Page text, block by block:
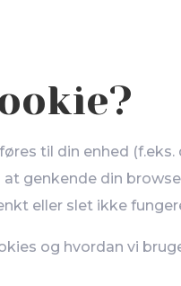
til din enhed
genkende din
eller slet ikke
og hvordan vi